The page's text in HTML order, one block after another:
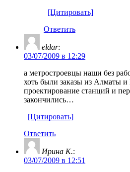
[Цитировать]
Ответить
eldar:
03/07/2009 в 12:29
а метростроевцы наши без
хоть были заказы из Алматы
проектирование станций и
закончились…
[Цитировать]
Ответить
Ирина К.:
03/07/2009 в 12:51